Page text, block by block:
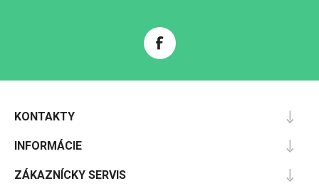
KONTAKTY
INFORMÁCIE
ZÁKAZNÍCKY SERVIS